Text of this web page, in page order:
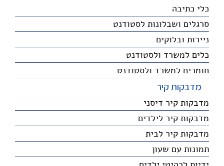
כלי כתיבה
סרגלים ושבלונות לסטודנט
ניירות ובלוקים
כלים למשרד ולסטודנט
חומרים למשרד ולסטודנט
מדבקות קיר
מדבקות קיר דיסני
מדבקות קיר לילדים
מדבקות קיר לבית
תמונות עם שעון